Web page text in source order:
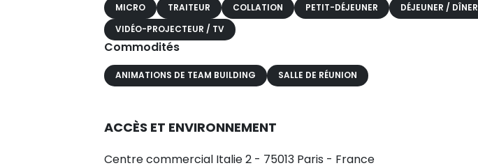
MICRO TRAITEUR COLLATION PETIT-DÉJEUNER
DÉJEUNER / DÎNER
VIDÉO-PROJECTEUR / TV
Commodités
ANIMATIONS DE TEAM BUILDING SALLE DE RÉUNION
ACCÈS ET ENVIRONNEMENT
Centre commercial Italie 2 - 75013 Paris - France